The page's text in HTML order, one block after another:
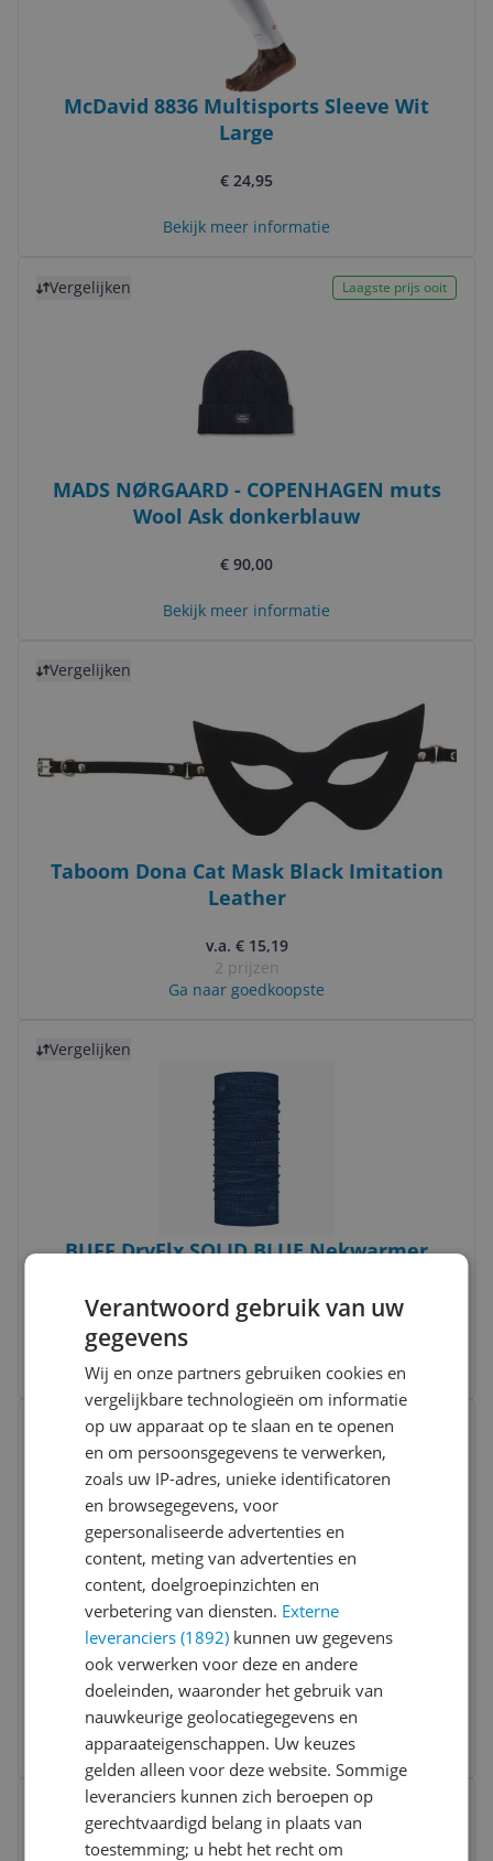
McDavid 8836 Multisports Sleeve Wit
Large
€ 24,95
Bekijk meer informatie
Vergelijken Laagste prijs ooit
MADS NØRGAARD - COPENHAGEN muts
Wool Ask donkerblauw
€ 90,00
Bekijk meer informatie
Vergelijken
Taboom Dona Cat Mask Black Imitation
Leather
v.a. € 15,19
2 prijzen
Ga naar goedkoopste
Vergelijken
BUFF DryFlx SOLID BLUE Nekwarmer
v.a. € 17,49
Ga naar goedkoopste
Vergelijken
The Offspring Skull Logo Unisex Doek -
Zwart
v.a. € 18,99
2 prijzen
Ga naar goedkoopste
Bekijk product
Vergelijken Laagste prijs ooit
Bekijk product
Verantwoord gebruik van uw
gegevens
Wij en onze partners gebruiken cookies en
vergelijkbare technologieën om informatie
op uw apparaat op te slaan en te openen
en om persoonsgegevens te verwerken,
zoals uw IP-adres, unieke identificatoren
en browsegegevens, voor
gepersonaliseerde advertenties en
content, meting van advertenties en
content, doelgroepinzichten en
verbetering van diensten. Externe
leveranciers (1892) kunnen uw gegevens
ook verwerken voor deze en andere
doeleinden, waaronder het gebruik van
nauwkeurige geolocatiegegevens en
apparaateigenschappen. Uw keuzes
gelden alleen voor deze website. Sommige
leveranciers kunnen zich beroepen op
gerechtvaardigd belang in plaats van
toestemming; u hebt het recht om